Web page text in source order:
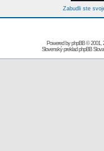
Zabudli ste
Powered byphpBB© 2001,
Slovenský preklad phpBB